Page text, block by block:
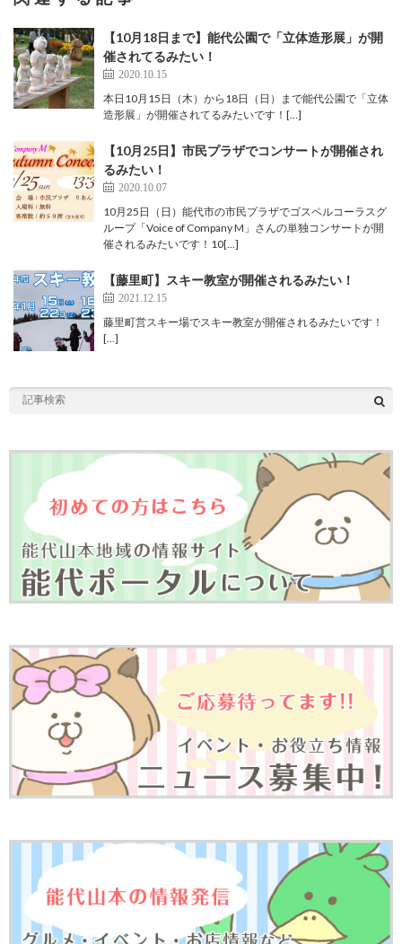
【10月18日まで】能代公園で「立体造形展」が開
催されてるみたい！
2020.10.15
本日10月15日（木）から18日（日）まで能代公園で「立体
造形展」が開催されてるみたいです！[…]
【10月25日】市民プラザでコンサートが開催され
るみたい！
2020.10.07
10月25日（日）能代市の市民プラザでゴスペルコーラスグ
ループ「Voice of Company M」さんの単独コンサートが開
催されるみたいです！10[…]
【藤里町】スキー教室が開催されるみたい！
2021.12.15
藤里町営スキー場でスキー教室が開催されるみたいです！
[…]